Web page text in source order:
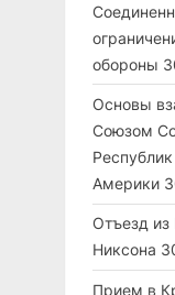
обороны
Основы
Союзом
Америки
Отъезд
Никсона
Прием в